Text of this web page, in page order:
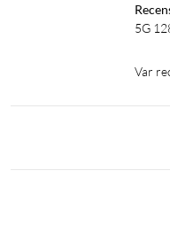
Selfiekamera: 12 MP (f/
Batteri: 5000 mAh
SIM: Nano-SIM + eSIM
5G
Var